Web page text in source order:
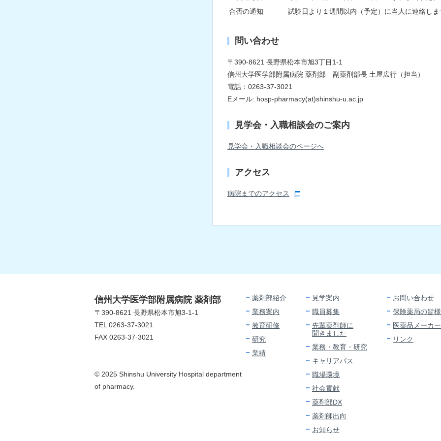
合否の通知
試験日より１週間以内（予定）に当人に連絡しま
問い合わせ
〒390-8621 長野県松本市旭3丁目1-1
信州大学医学部附属病院 薬剤部 副薬剤部長 土屋広行（担当）
電話：0263-37-3021
Eメール: hosp-pharmacy(at)shinshu-u.ac.jp
見学会・入職相談会のご案内
見学会・入職相談会のページへ
アクセス
病院までのアクセス
薬剤部紹介
業務案内
教育研修
研究
業績
見学案内
職員募集
先輩薬剤師に
聞きました
業務・教育・研究
キャリアパス
職場環境
社会貢献
薬剤部DX
薬剤師出向
お知らせ
お問い合わせ
保険薬局の皆
医薬品メーカ
リンク
信州大学医学部附属病院 薬剤部
〒390-8621 長野県松本市旭3-1-1
TEL 0263-37-3021
FAX 0263-37-3021
© 2025 Shinshu University Hospital department
of pharmacy.